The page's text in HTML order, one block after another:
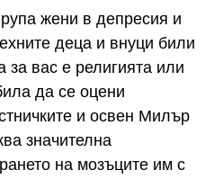
жени в депресия и
деца и внуци били
за вас е религията или
да се оцени
и освен Милър
значителна
на мозъците им с